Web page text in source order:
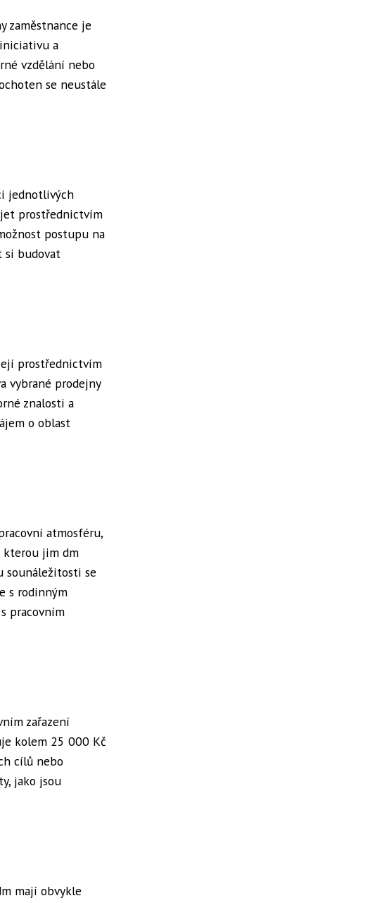
zaměstnance je
a
vzdělání nebo
se neustále
jednotlivých
prostřednictvím
postupu na
si budovat
prostřednictvím
vybrané prodejny
znalosti a
o oblast
atmosféru,
kterou jim dm
sounáležitosti se
s rodinným
pracovním
zařazení
kolem 25 000 Kč
cílů nebo
jako jsou
mají obvykle